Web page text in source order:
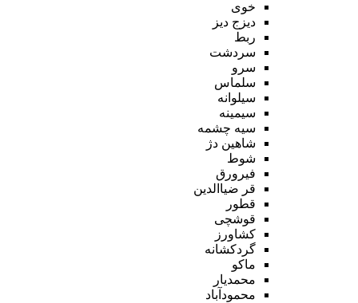
خوی
دیزج دیز
ربط
سردشت
سرو
سلماس
سیلوانه
سیمینه
سیه چشمه
شاهین دژ
شوط
فیرورق
قر ضیاالدین
قطور
قوشچی
کشاورز
گردکشانه
ماکو
محمدیار
محمودآباد